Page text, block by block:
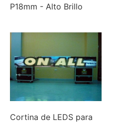
P18mm - Alto Brillo
Cortina de LEDS para